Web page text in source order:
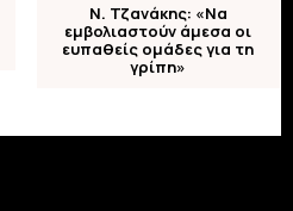
Ν. Τζανάκης: «Να
εμβολιαστούν άμεσα οι
ευπαθείς ομάδες για τη
γρίπη»